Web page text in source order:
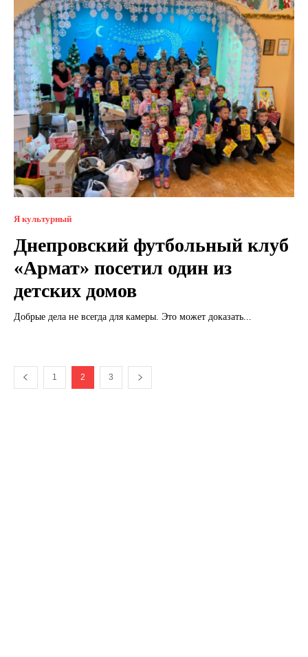
Я культурный
Днепровский футбольный клуб
«Армат» посетил один из
детских домов
Добрые дела не всегда для камеры. Это может доказать...
1 2 3